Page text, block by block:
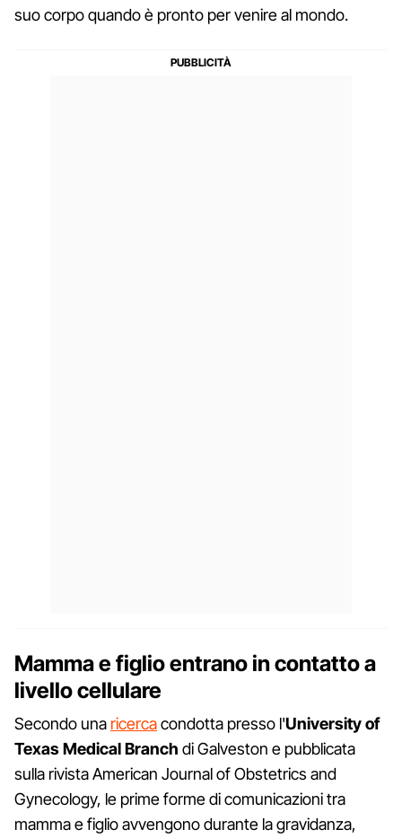
suo corpo quando è pronto per venire al mondo.
Mamma e figlio entrano in contatto a
livello cellulare
Secondo una ricercacondotta presso l'University of
Texas Medical Branch di Galveston e pubblicata
sulla rivista American Journal of Obstetrics and
Gynecology, le prime forme di comunicazioni tra
mamma e figlio avvengono durante la gravidanza,